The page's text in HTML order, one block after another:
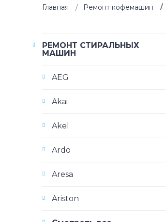
Главная Ремонт кофемашин
РЕМОНТ СТИРАЛЬНЫХ
МАШИН
AEG
Akai
Akel
Ardo
Aresa
Ariston